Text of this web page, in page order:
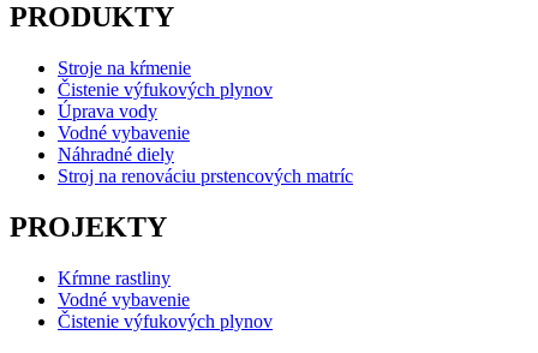
PRODUKTY
Stroje na kŕmenie
Čistenie výfukových plynov
Úprava vody
Vodné vybavenie
Náhradné diely
Stroj na renováciu prstencových matríc
PROJEKTY
Kŕmne rastliny
Vodné vybavenie
Čistenie výfukových plynov